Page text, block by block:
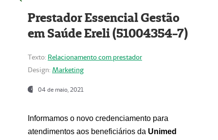
Prestador Essencial Gestão
em Saúde Ereli (51004354-7)
Texto: Relacionamento com prestador
Design: Marketing
04 de maio, 2021
Informamos o novo credenciamento para
atendimentos aos beneficiários da Unimed